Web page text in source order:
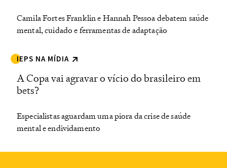
Camila Fortes Franklin e Hannah Pessoa debatem saúde
mental, cuidado e ferramentas de adaptação
IEPS NA MÍDIA
A Copa vai agravar o vício do brasileiro em
bets?
Especialistas aguardam uma piora da crise de saúde
mental e endividamento